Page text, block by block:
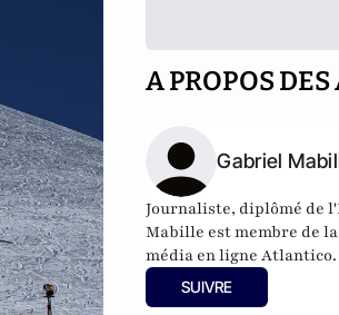
A PROPOS
Gabriel
Journaliste, diplômé de
Mabille est membre de
média en ligne Atlantico.
SUIVRE